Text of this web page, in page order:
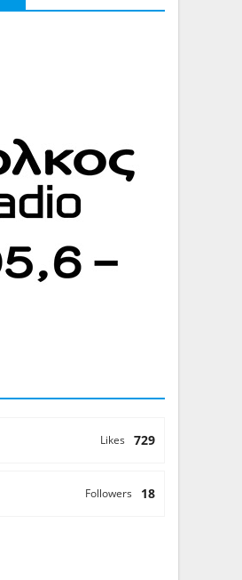
729
Likes
18
Followers